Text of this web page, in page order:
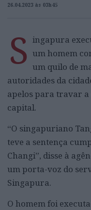
26.04.2023 às 03h45
S ingapura
um homem
um quilo de
autoridades da
apelos para travar a
capital.
“O singapuriano
teve a sentença
Changi”, disse à
um porta-voz do
Singapura.
O homem foi